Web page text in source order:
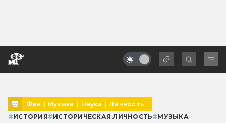
Фан | Музыка | Наука | Личность
#ИСТОРИЯ#ИСТОРИЧЕСКАЯ ЛИЧНОСТЬ#МУЗЫКА